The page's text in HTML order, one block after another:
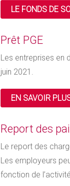
LE FONDS DE
Prêt PGE
Les entreprises en
juin 2021.
EN SAVOIR
Report des
Le report des
Les employeurs
fonction de